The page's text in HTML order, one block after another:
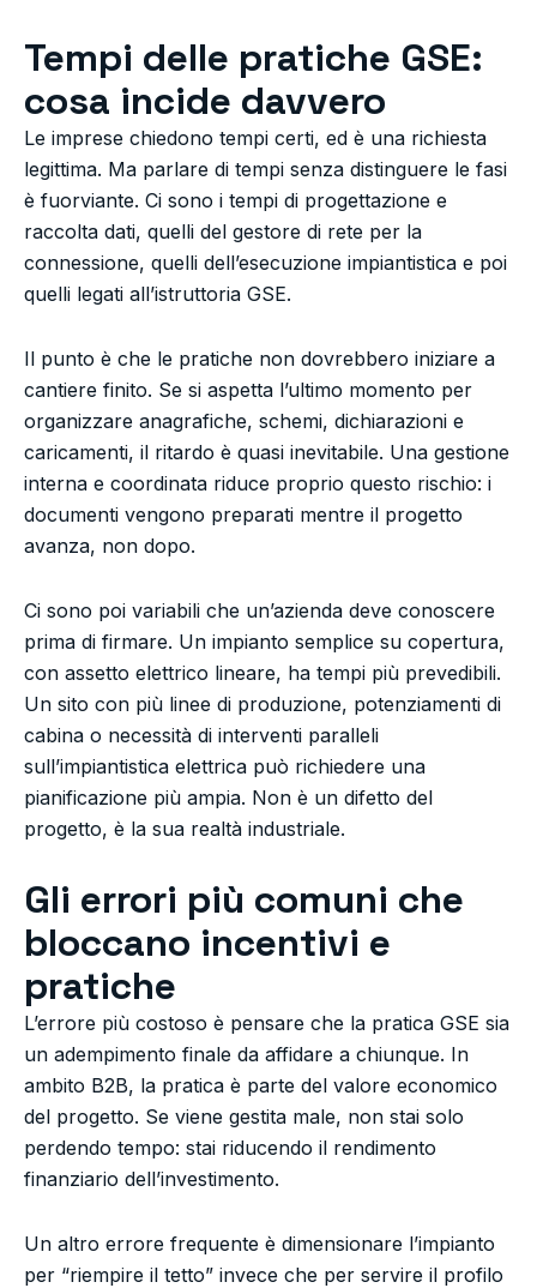
Tempi delle pratiche GSE:
cosa incide davvero
Le imprese chiedono tempi certi, ed è una richiesta
legittima. Ma parlare di tempi senza distinguere le fasi
è fuorviante. Ci sono i tempi di progettazione e
raccolta dati, quelli del gestore di rete per la
connessione, quelli dell’esecuzione impiantistica e poi
quelli legati all’istruttoria GSE.
Il punto è che le pratiche non dovrebbero iniziare a
cantiere finito. Se si aspetta l’ultimo momento per
organizzare anagrafiche, schemi, dichiarazioni e
caricamenti, il ritardo è quasi inevitabile. Una gestione
interna e coordinata riduce proprio questo rischio: i
documenti vengono preparati mentre il progetto
avanza, non dopo.
Ci sono poi variabili che un’azienda deve conoscere
prima di firmare. Un impianto semplice su copertura,
con assetto elettrico lineare, ha tempi più prevedibili.
Un sito con più linee di produzione, potenziamenti di
cabina o necessità di interventi paralleli
sull’impiantistica elettrica può richiedere una
pianificazione più ampia. Non è un difetto del
progetto, è la sua realtà industriale.
Gli errori più comuni che
bloccano incentivi e
pratiche
L’errore più costoso è pensare che la pratica GSE sia
un adempimento finale da affidare a chiunque. In
ambito B2B, la pratica è parte del valore economico
del progetto. Se viene gestita male, non stai solo
perdendo tempo: stai riducendo il rendimento
finanziario dell’investimento.
Un altro errore frequente è dimensionare l’impianto
per “riempire il tetto” invece che per servire il profilo